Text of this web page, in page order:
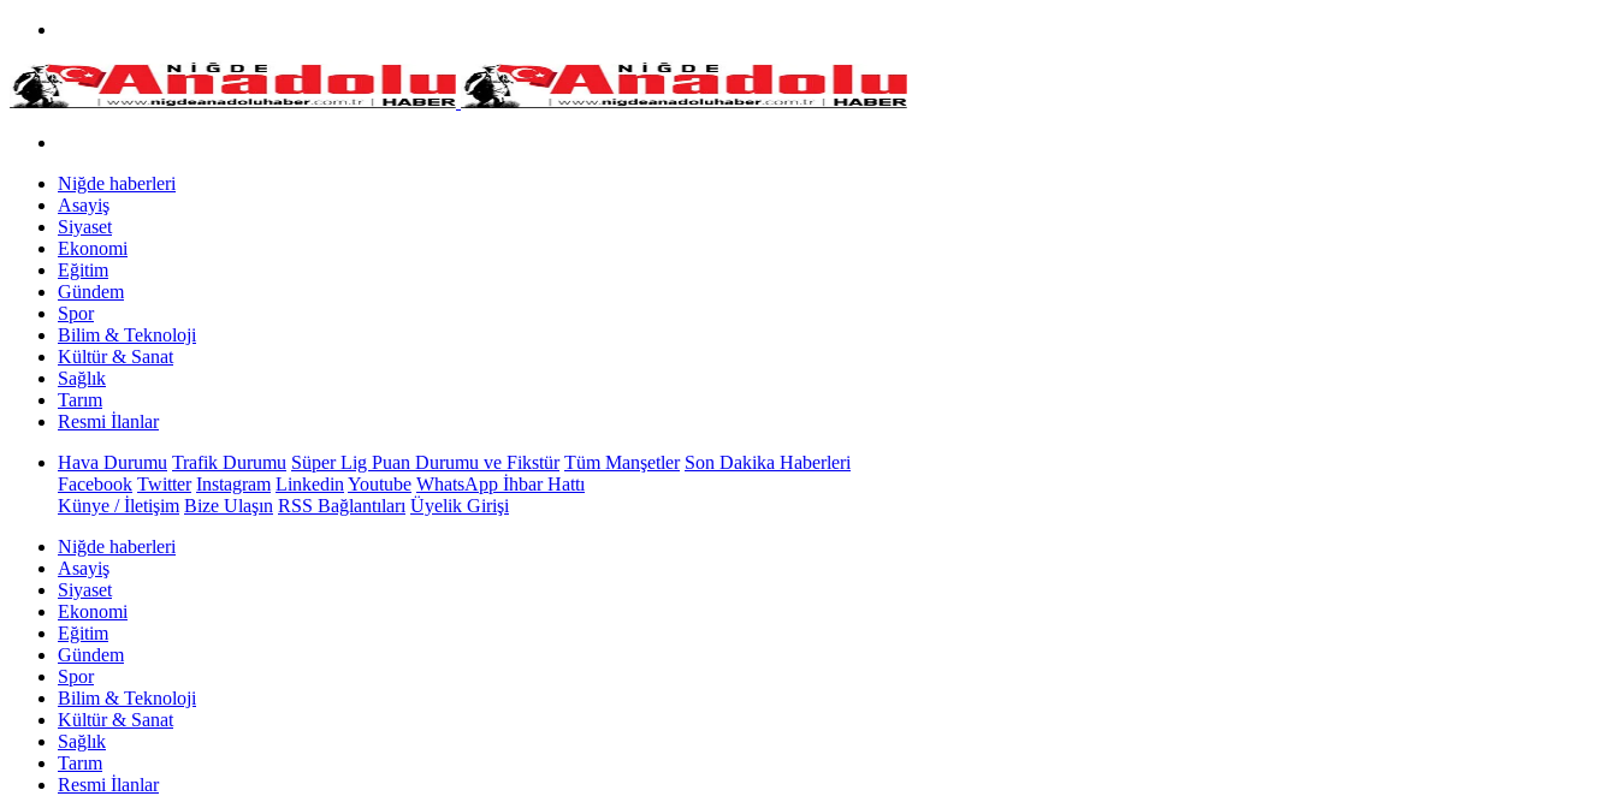
Niğde haberleri
Asayiş
Siyaset
Ekonomi
Eğitim
Gündem
Spor
Bilim & Teknoloji
Kültür & Sanat
Sağlık
Tarım
Resmi İlanlar
Hava Durumu Trafik Durumu Süper Lig Puan Durumu ve Fikstür Tüm Manşetler Son Dakika Haberleri
Facebook Twitter Instagram Linkedin Youtube WhatsApp İhbar Hattı
Künye / İletişim Bize Ulaşın RSS Bağlantıları Üyelik Girişi
Niğde haberleri
Asayiş
Siyaset
Ekonomi
Eğitim
Gündem
Spor
Bilim & Teknoloji
Kültür & Sanat
Sağlık
Tarım
Resmi İlanlar